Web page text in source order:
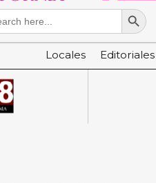
Search Button
Locales Editoriales